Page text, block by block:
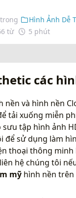
trong
Hình Ảnh Dễ
từ 5 phút
các
nền và hình nền
tải xuống miễn
tập hình ảnh
để sử dụng làm
thoại thông minh
hệ chúng tôi
mỹ hình nền